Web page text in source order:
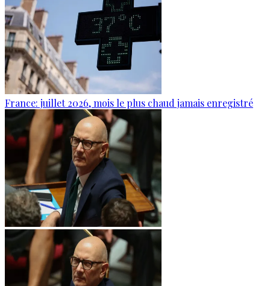
France: juillet 2026, mois le plus chaud jamais enregistré